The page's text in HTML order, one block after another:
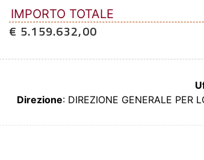
IMPORTO TOTALE
€ 5.159.632,00
Direzione: DIREZIONE GENERALE PER